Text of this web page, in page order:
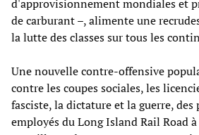
d'approvisionnement mondiales et
de carburant –, alimente une
la lutte des classes sur tous les
Une nouvelle contre-offensive
contre les coupes sociales, les
fasciste, la dictature et la guerre, des
employés du Long Island Rail Road